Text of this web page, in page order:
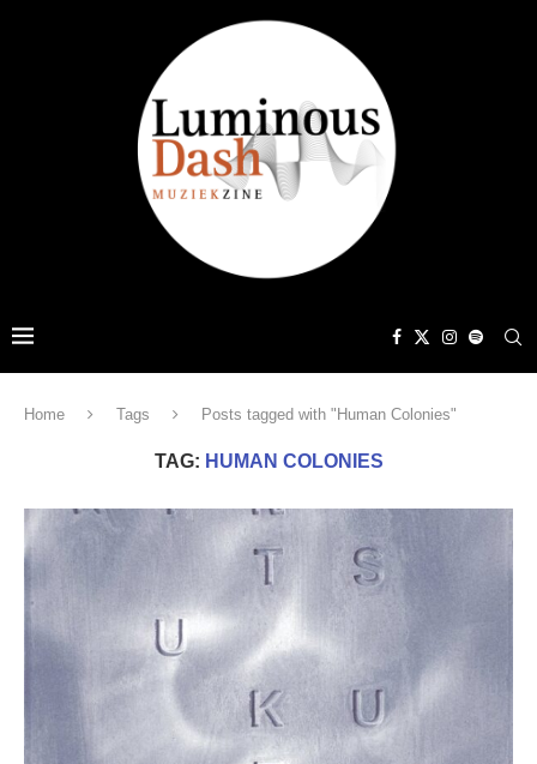
Home Tags Posts tagged with "Human Colonies"
TAG: HUMAN COLONIES